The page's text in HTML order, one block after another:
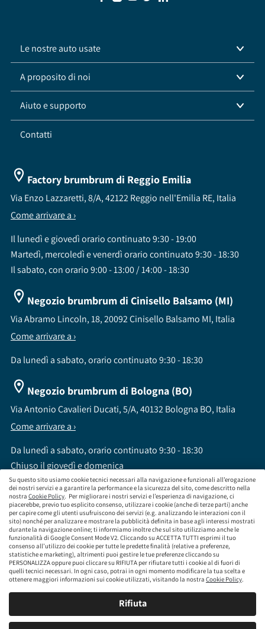
Su questo sito usiamo cookie tecnici necessari alla navigazione e funzionali all’erogazione
dei nostri servizi e a garantire la performance e la sicurezza del sito, come descritto nella
nostra Cookie Policy. Per migliorare i nostri servizi e l’esperienza di navigazione, ci
piacerebbe, previo tuo esplicito consenso, utilizzare i cookie (anche di terze parti) anche
per capire come gli utenti usufruiscono dei servizi (e.g. analizzando le interazioni con il
sito) nonché per analizzare e mostrare la pubblicità definita in base agli interessi mostrati
durante la navigazione online; ti informiamo inoltre che sul sito utilizziamo anche le
funzionalità di Google Consent Mode V2. Cliccando su ACCETTA TUTTI esprimi il tuo
consenso all’utilizzo dei cookie per tutte le predette finalità (relative a preferenze,
statistiche e marketing), altrimenti puoi gestire le tue preferenze cliccando su
PERSONALIZZA oppure puoi cliccare su RIFIUTA per rifiutare tutti i cookie al di fuori di
quelli tecnici necessari. In ogni caso, potrai in ogni momento modificare la tua scelta e
ottenere maggiori informazioni sui cookie utilizzati, visitando la nostra Cookie Policy.
Rifiuta
Le nostre auto usate
A proposito di noi
Aiuto e supporto
Contatti
Factory brumbrum di Reggio Emilia
Via Enzo Lazzaretti, 8/A, 42122 Reggio nell'Emilia RE, Italia
Come arrivare a ›
Il lunedì e giovedì orario continuato 9:30 - 19:00
Martedì, mercoledì e venerdì orario continuato 9:30 - 18:30
Il sabato, con orario 9:00 - 13:00 / 14:00 - 18:30
Negozio brumbrum di Cinisello Balsamo (MI)
Via Abramo Lincoln, 18, 20092 Cinisello Balsamo MI, Italia
Come arrivare a ›
Da lunedì a sabato, orario continuato 9:30 - 18:30
Negozio brumbrum di Bologna (BO)
Via Antonio Cavalieri Ducati, 5/A, 40132 Bologna BO, Italia
Come arrivare a ›
Da lunedì a sabato, orario continuato 9:30 - 18:30
Chiuso il giovedì e domenica
brumbrum S.p.A a socio unico - CF / P.IVA 09323210964 - Numero REA: MI - 2083307 -
Capitale Sociale: Euro 218.547,65 i.v.
Sede Legale Via Leningrado 8, 20161 Milano MI
Società soggetta alla direzione e coordinamento di Aramis Group S.A.
Società soggetta al controllo IVASS, consulta gli estremi dell'iscrizione al sito
www.servizi.ivass.it